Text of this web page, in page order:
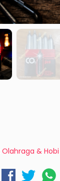
Olahraga & Hobi